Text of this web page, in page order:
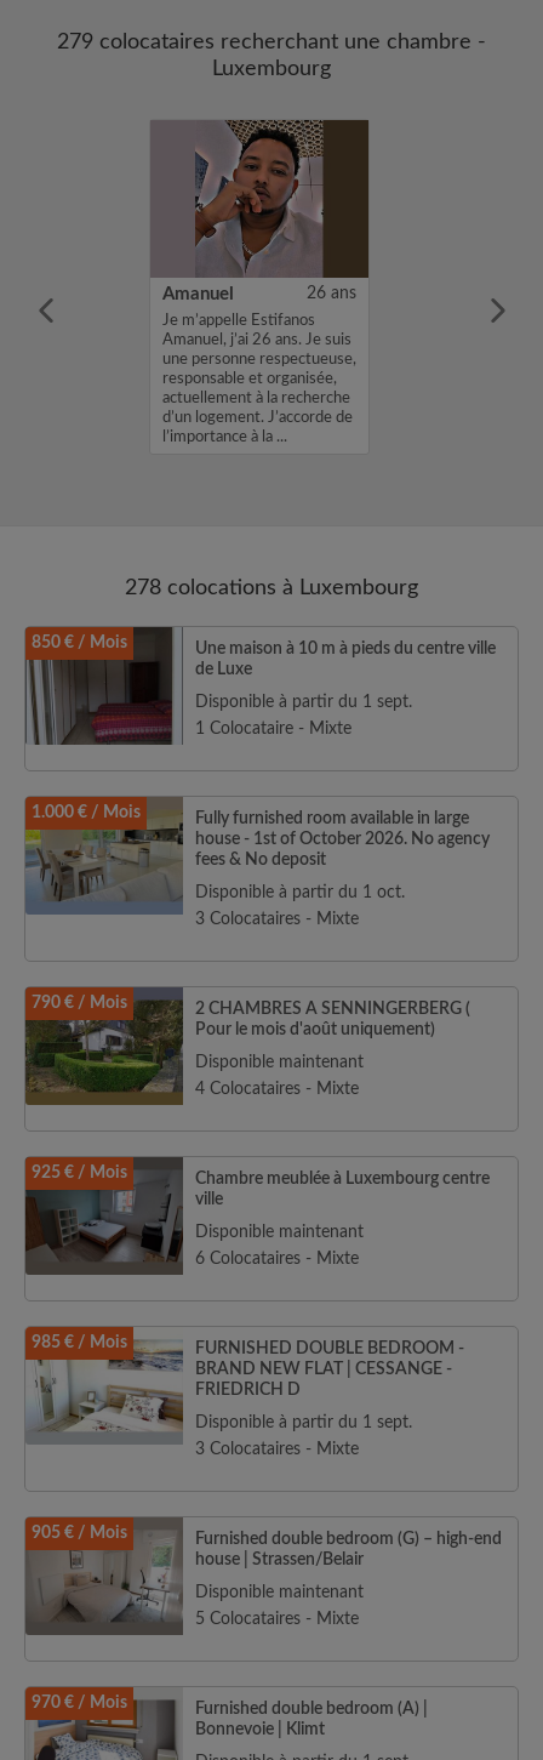
279 colocataires recherchant une chambre -
Luxembourg
- working,
Amanuel 26 ans
Je m’appelle Estifanos
Amanuel, j’ai 26 ans. Je suis
une personne respectueuse,
responsable et organisée,
actuellement à la recherche
d’un logement. J’accorde de
l’importance à la ...
278 colocations à Luxembourg
850 € / Mois
Une maison à 10 m à pieds du centre ville
de Luxe
Disponible à partir du 1 sept.
1 Colocataire - Mixte
1.000 € / Mois
Fully furnished room available in large
house - 1st of October 2026. No agency
fees & No deposit
Disponible à partir du 1 oct.
3 Colocataires - Mixte
790 € / Mois
2 CHAMBRES A SENNINGERBERG (
Pour le mois d'août uniquement)
Disponible maintenant
4 Colocataires - Mixte
925 € / Mois
Chambre meublée à Luxembourg centre
ville
Disponible maintenant
6 Colocataires - Mixte
985 € / Mois
FURNISHED DOUBLE BEDROOM -
BRAND NEW FLAT | CESSANGE -
FRIEDRICH D
Disponible à partir du 1 sept.
3 Colocataires - Mixte
905 € / Mois
Furnished double bedroom (G) – high-end
house | Strassen/Belair
Disponible maintenant
5 Colocataires - Mixte
970 € / Mois
Furnished double bedroom (A) |
Bonnevoie | Klimt